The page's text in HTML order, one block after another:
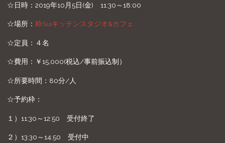
☆日時：2019年10月5日(金) 11:30～18:00
☆場所： 粋Suiキッチンスタジオ&カフェ
☆定員：４名
☆費用：￥15,000(税込/事前振込制）
☆所要時間：80分/人
☆予約枠：
１）11:30～12:50 受付終了
２）13:30～14:50 受付中